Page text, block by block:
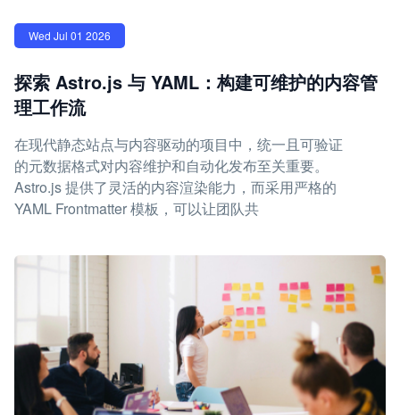
Wed Jul 01 2026
探索 Astro.js 与 YAML：构建可维护的内容管
理工作流
在现代静态站点与内容驱动的项目中，统一且可验证
的元数据格式对内容维护和自动化发布至关重要。
Astro.js 提供了灵活的内容渲染能力，而采用严格的
YAML Frontmatter 模板，可以让团队共